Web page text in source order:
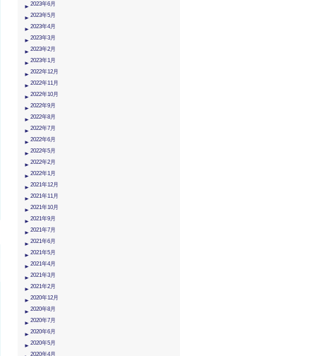
2023年6月
2023年5月
2023年4月
2023年3月
2023年2月
2023年1月
2022年12月
2022年11月
2022年10月
2022年9月
2022年8月
2022年7月
2022年6月
2022年5月
2022年2月
2022年1月
2021年12月
2021年11月
2021年10月
2021年9月
2021年7月
2021年6月
2021年5月
2021年4月
2021年3月
2021年2月
2020年12月
2020年8月
2020年7月
2020年6月
2020年5月
2020年4月